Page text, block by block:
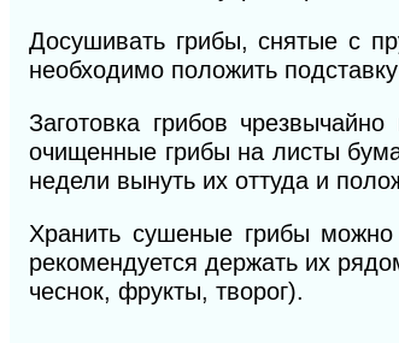
Досушивать грибы, снятые с
необходимо положить
Заготовка грибов
очищенные грибы на листы
недели вынуть их оттуда и
Хранить сушеные грибы
рекомендуется держать их
чеснок, фрукты, творог).